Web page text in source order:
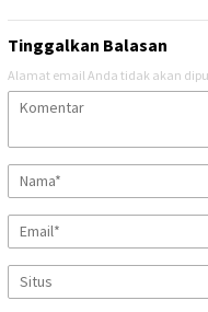
Tinggalkan Balasan
Alamat email Anda tidak akan